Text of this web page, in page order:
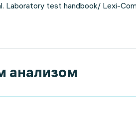
Laboratory test handbook/ Lexi-
анализом